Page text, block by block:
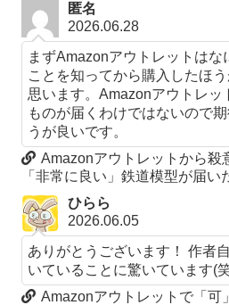
匿名
2026.06.28
まずAmazonアウトレットはな
ことを知ってから購入したほ
思います。Amazonアウトレッ
ものが届くわけではないので
うが良いです。
Amazonアウトレットから殺
「非常に良い」鉄道模型が届い
ひらら
2026.06.05
ありがとうございます！ 作者
いていることに驚いています(
Amazonアウトレットで「可